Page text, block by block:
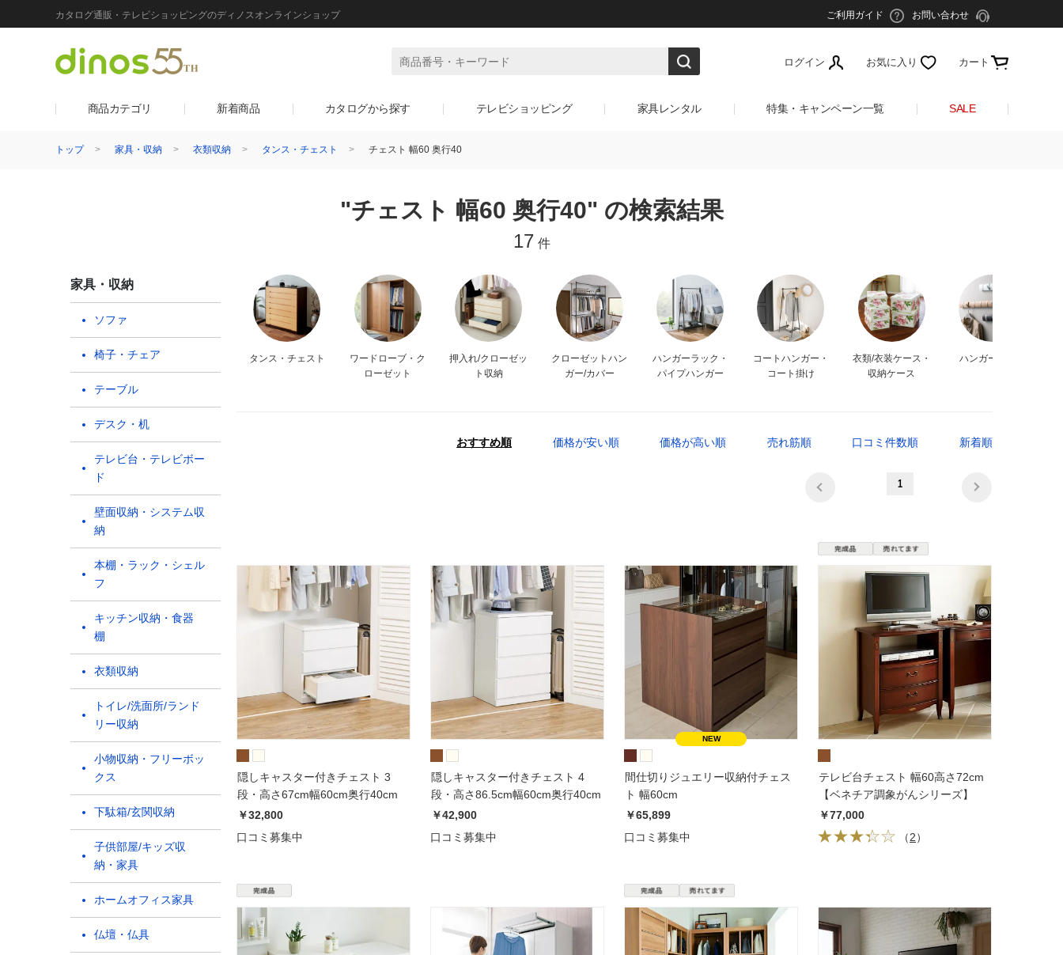
カタログ通販・テレビショッピングのディノスオンラインショップ ご利用ガイド お問い合わせ
ログイン お気に入り カート
商品カテゴリ 新着商品 カタログから探す テレビショッピング 家具レンタル 特集・キャンペーン一覧 SALE
トップ 家具・収納 衣類収納 タンス・チェスト チェスト 幅60 奥行40
"チェスト 幅60 奥行40" の検索結果
17 件
家具・収納
ソファ
椅子・チェア
テーブル
デスク・机
テレビ台・テレビボー
ド
壁面収納・システム収
納
本棚・ラック・シェル
フ
キッチン収納・食器
棚
衣類収納
トイレ/洗面所/ランド
リー収納
小物収納・フリーボッ
クス
下駄箱/玄関収納
子供部屋/キッズ収
納・家具
ホームオフィス家具
仏壇・仏具
タンス・チェスト
ワードローブ・ク
ローゼット
押入れ/クローゼッ
ト収納
クローゼットハン
ガー/カバー
ハンガーラック・
パイプハンガー
コートハンガー・
コート掛け
衣類/衣装ケース・
収納ケース
ハンガーフック
おすすめ順 価格が安い順 価格が高い順 売れ筋順 口コミ件数順 新着順
1
隠しキャスター付きチェスト 3
段・高さ67cm幅60cm奥行40cm
￥32,800
口コミ募集中
隠しキャスター付きチェスト 4
段・高さ86.5cm幅60cm奥行40cm
￥42,900
口コミ募集中
間仕切りジュエリー収納付チェス
ト 幅60cm
￥65,899
口コミ募集中
テレビ台チェスト 幅60高さ72cm
【ベネチア調象がんシリーズ】
￥77,000
（2）